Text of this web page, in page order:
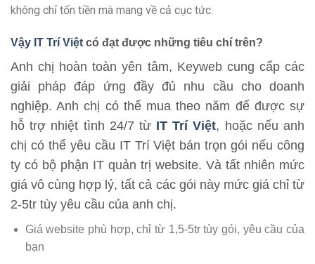
không chỉ tốn tiền mà mang về cả cục tức.
Vậy IT Trí Việt có đạt được những tiêu chí trên?
Anh chị hoàn toàn yên tâm, Keyweb cung cấp các
giải pháp đáp ứng đầy đủ nhu cầu cho doanh
nghiệp. Anh chị có thể mua theo năm để được sự
hỗ trợ nhiệt tình 24/7 từIT Trí Việt, hoặc nếu anh
chị có thể yêu cầu IT Trí Việt bán trọn gói nếu công
ty có bộ phận IT quản trị website. Và tất nhiên mức
giá vô cùng hợp lý, tất cả các gói này mức giá chỉ từ
2-5tr tùy yêu cầu của anh chị.
Giá website phù hợp, chỉ từ 1,5-5tr tùy gói, yêu cầu của
bạn